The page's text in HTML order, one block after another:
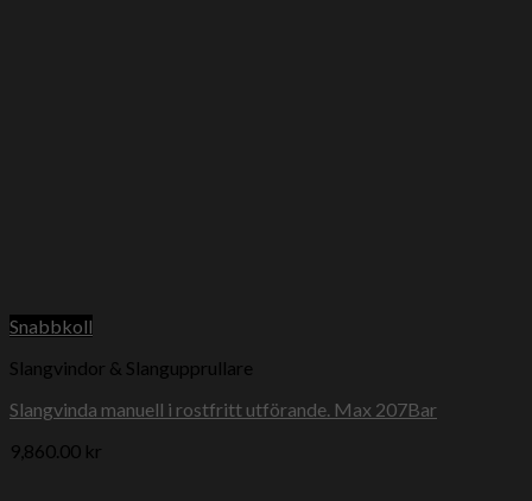
Snabbkoll
Slangvindor & Slangupprullare
Slangvinda manuell i rostfritt utförande. Max 207Bar
9,860.00 kr